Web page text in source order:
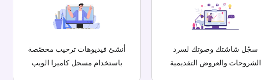
أنشئ فيديوهات ترحيب مخصّصة
باستخدام مسجل كاميرا الويب
سجّل شاشتك وصوتك لسرد
الشروحات والعروض التقديمية